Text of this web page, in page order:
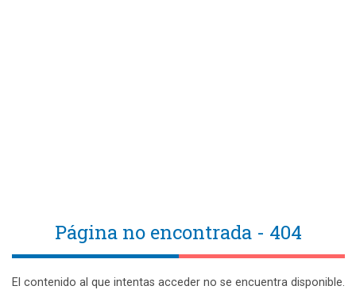
Página no encontrada - 404
El contenido al que intentas acceder no se encuentra disponible.